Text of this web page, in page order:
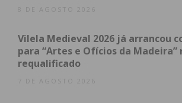
Subscreva a
8 DE AGOSTO 2026
Vilela Medieval 2026 já arrancou
para “Artes e Ofícios da
requalificado
7 DE AGOSTO 2026